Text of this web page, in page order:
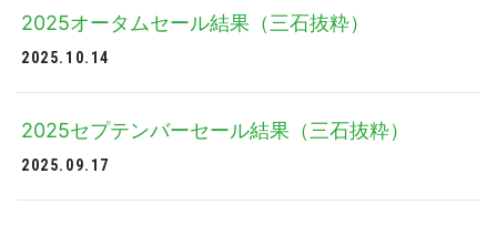
2025オータムセール結果（三石抜粋）
2025.10.14
2025セプテンバーセール結果（三石抜粋）
2025.09.17